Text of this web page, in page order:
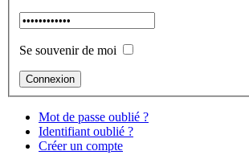
Se souvenir de moi
Mot de passe oublié ?
Identifiant oublié ?
Créer un compte